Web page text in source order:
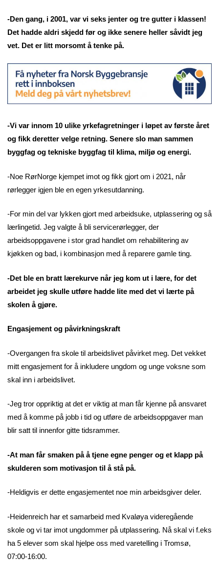
-Den gang, i 2001, var vi seks jenter og tre gutter i klassen!
Det hadde aldri skjedd før og ikke senere heller såvidt jeg
vet. Det er litt morsomt å tenke på.
-Vi var innom 10 ulike yrkefagretninger i løpet av første året
og fikk deretter velge retning. Senere slo man sammen
byggfag og tekniske byggfag til klima, miljø og energi.
-Noe RørNorge kjempet imot og fikk gjort om i 2021, når
rørlegger igjen ble en egen yrkesutdanning.
-For min del var lykken gjort med arbeidsuke, utplassering og så
lærlingetid. Jeg valgte å bli servicerørlegger, der
arbeidsoppgavene i stor grad handlet om rehabilitering av
kjøkken og bad, i kombinasjon med å reparere gamle ting.
-Det ble en bratt lærekurve når jeg kom ut i lære, for det
arbeidet jeg skulle utføre hadde lite med det vi lærte på
skolen å gjøre.
Engasjement og påvirkningskraft
-Overgangen fra skole til arbeidslivet påvirket meg. Det vekket
mitt engasjement for å inkludere ungdom og unge voksne som
skal inn i arbeidslivet.
-Jeg tror oppriktig at det er viktig at man får kjenne på ansvaret
med å komme på jobb i tid og utføre de arbeidsoppgaver man
blir satt til innenfor gitte tidsrammer.
-At man får smaken på å tjene egne penger og et klapp på
skulderen som motivasjon til å stå på.
-Heldigvis er dette engasjementet noe min arbeidsgiver deler.
-Heidenreich har et samarbeid med Kvaløya videregående
skole og vi tar imot ungdommer på utplassering. Nå skal vi f.eks
ha 5 elever som skal hjelpe oss med varetelling i Tromsø,
07:00-16:00.